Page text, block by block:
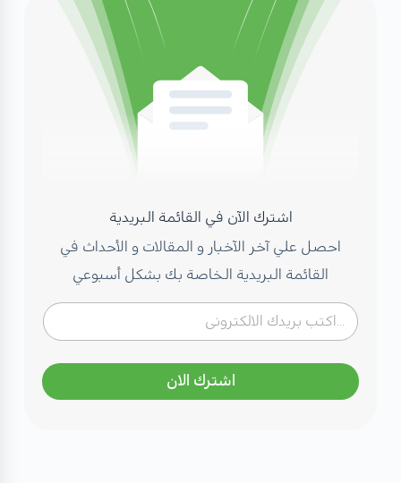
اشترك الآن في القائمة البريدية
احصل علي آخر الآخبار و المقالات و الأحداث في
القائمة البريدية الخاصة بك بشكل أسبوعي
اشترك الان